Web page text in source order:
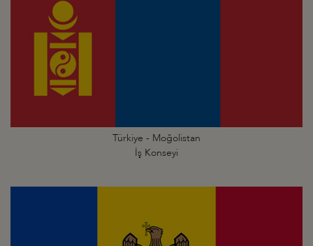
Türkiye - Moğolistan
İş Konseyi